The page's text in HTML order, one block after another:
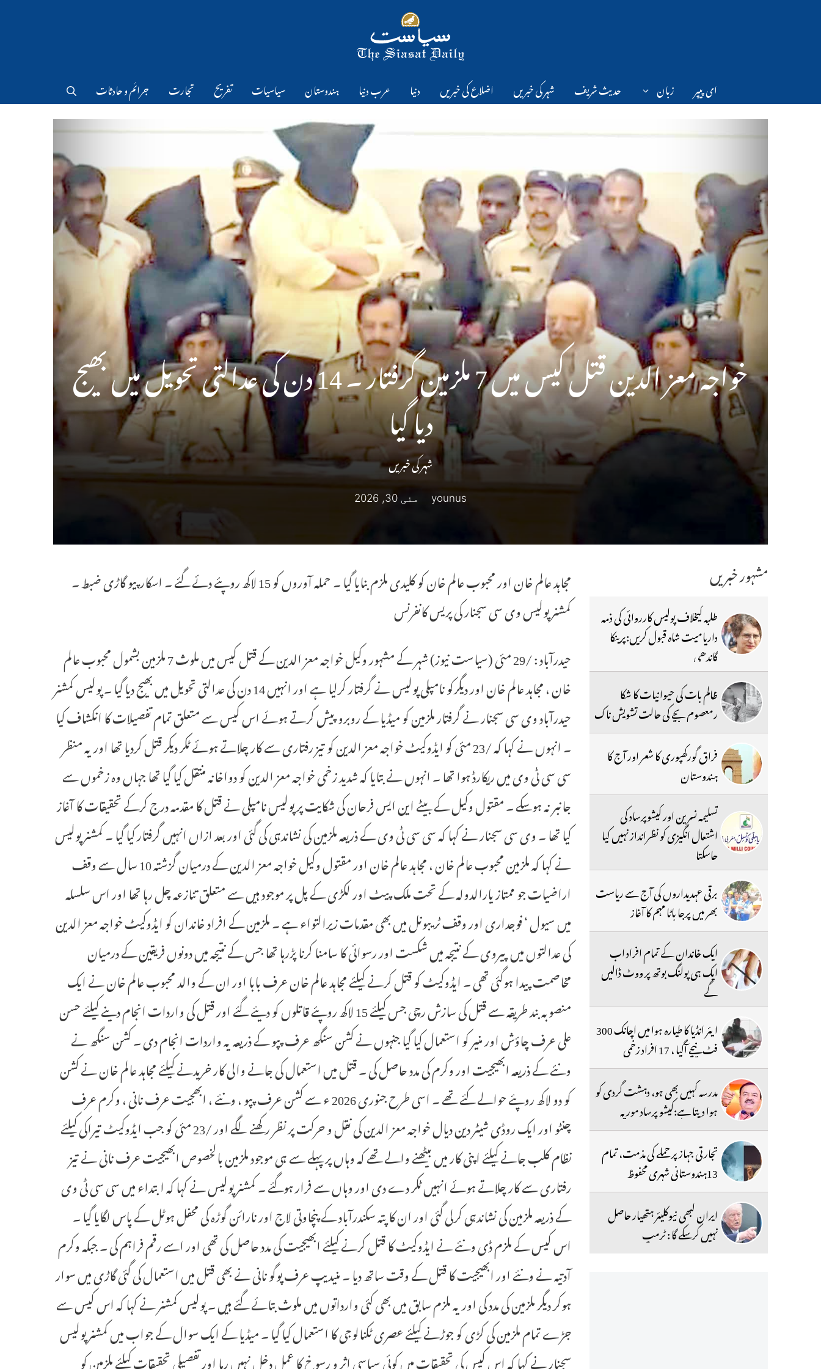
ای پیپر زبان حدیث شریف شہر کی خبریں اضلاع کی خبریں دنیا عرب دنیا ہندوستان سیاسیات تفریح تجارت جرائم و حادثات
خواجہ معز الدین قتل کیس میں 7 ملزمین گرفتار ۔ 14 دن کی عدالتی تحویل میں بھیج
دیا گیا
شہر کی خبریں
younus مئی 30, 2026
مجاہد عالم خان اور محبوب عالم خان کو کلیدی ملزم بنایا گیا ۔ حملہ آوروں کو 15 لاکھ روپئے دئے گئے ۔ اسکارپیو گاڑی ضبط ۔
کمشنر پولیس وی سی سجنار کی پریس کانفرنس
حیدرآباد : /29 مئی (سیاست نیوز) شہر کے مشہور وکیل خواجہ معز الدین کے قتل کیس میں ملوث 7 ملزمین بشمول محبوب عالم
خان ، مجاہد عالم خان اور دیگرکو نامپلی پولیس نے گرفتار کرلیا ہے اور انہیں 14 دن کی عدالتی تحویل میں بھیج دیا گیا ۔ پولیس کمشنر
حیدرآباد وی سی سجنار نے گرفتار ملزمین کو میڈیا کے روبرو پیش کرتے ہوئے اس کیس سے متعلق تمام تفصیلات کا انکشاف کیا
۔ انہوں نے کہا کہ /23 مئی کو ایڈوکیٹ خواجہ معز الدین کو تیز رفتاری سے کار چلاتے ہوئے ٹکر دیکر قتل کردیا تھا اور یہ منظر
سی سی ٹی وی میں ریکارڈ ہوا تھا ۔ انہوں نے بتایا کہ شدید زخمی خواجہ معز الدین کو دواخانہ منتقل کیا گیا تھا جہاں وہ زخموں سے
جانبر نہ ہوسکے ۔ مقتول وکیل کے بیٹے این ایس فرحان کی شکایت پر پولیس نامپلی نے قتل کا مقدمہ درج کرکے تحقیقات کا آغاز
کیا تھا ۔ وی سی سجنار نے کہا کہ سی سی ٹی وی کے ذریعہ ملزمین کی نشاندہی کی گئی اور بعد ازاں انہیں گرفتار کیا گیا ۔ کمشنر پولیس
نے کہا کہ ملزمین محبوب عالم خان ، مجاہد عالم خان اور مقتول وکیل خواجہ معز الدین کے درمیان گزشتہ 10 سال سے وقف
اراضیات جو ممتاز یارالدولہ کے تحت ملک پیٹ اور لکڑی کے پل پر موجود ہیں سے متعلق تنازعہ چل رہا تھا اور اس سلسلہ
میں سیول ‘ فوجداری اور وقف ٹریبونل میں بھی مقدمات زیرالتواء ہے ۔ ملزمین کے افراد خاندان کو ایڈوکیٹ خواجہ معز الدین
کی عدالتوں میں پیروی کے نتیجہ میں شکست اور رسوائی کا سامنا کرنا پڑرہا تھا جس کے نتیجہ میں دونوں فریقین کے درمیان
مخاصمت پیدا ہوگئی تھی ۔ ایڈوکیٹ کو قتل کرنے کیلئے مجاہد عالم خان عرف بابا اور ان کے والد محبوب عالم خان نے ایک
منصوبہ بند طریقہ سے قتل کی سازش رچی جس کیلئے 15 لاکھ روپئے قاتلوں کو دیئے گئے اور قتل کی واردات انجام دینے کیلئے حسن
علی عرف چاؤش اور منیر کو استعمال کیا گیا جنہوں نے کشن سنگھ عرف پپو کے ذریعہ یہ واردات انجام دی ۔ کشن سنگھ نے
ونئے کے ذریعہ ابھیجیت اور وکرم کی مدد حاصل کی ۔ قتل میں استعمال کی جانے والی کار خریدنے کیلئے مجاہد عالم خان نے کشن
کو دو لاکھ روپئے حوالے کئے تھے ۔ اسی طرح جنوری 2026 ء سے کشن عرف پپو ، ونئے ، ابھجیت عرف نانی ، وکرم عرف
چنٹو اور ایک روڈی شیٹر دین دیال خواجہ معز الدین کی نقل و حرکت پر نظر رکھنے لگے اور /23 مئی کو جب ایڈوکیٹ تیراکی کیلئے
نظام کلب جانے کیلئے اپنی کار میں بیٹھنے والے تھے کہ وہاں پر پہلے سے ہی موجود ملزمین بالخصوص ابھیجیت عرف نانی نے تیز
رفتاری سے کار چلاتے ہوئے انہیں ٹکر دے دی اور وہاں سے فرار ہوگئے ۔ کمشنر پولیس نے کہا کہ ابتداء میں سی سی ٹی وی
کے ذریعہ ملزمین کی نشاندہی کرلی گئی اور ان کا پتہ سکندرآباد کے پنچاوتی لاج اور نارائن گوڑہ کی محفل ہوٹل کے پاس لگایا گیا ۔
اس کیس کے ملزم ڈی ونئے نے ایڈوکیٹ کا قتل کرنے کیلئے ابھیجیت کی مدد حاصل کی تھی اور اسے رقم فراہم کی ۔ جبکہ وکرم
آدتیہ نے ونئے اور ابھیجیت کا قتل کے وقت ساتھ دیا ۔ منیدیپ عرف پوگو نانی نے بھی قتل میں استعمال کی گئی گاڑی میں سوار
ہوکر دیگر ملزمین کی مدد کی اور یہ ملزم سابق میں بھی کئی وارداتوں میں ملوث بتائے گئے ہیں ۔ پولیس کمشنر نے کہا کہ اس کیس سے
جڑے تمام ملزمین کی کڑی کو جوڑنے کیلئے عصری ٹکنالوجی کا استعمال کیا گیا ۔ میڈیا کے ایک سوال کے جواب میں کمشنر پولیس
سجنار نے کہا کہ اس کیس کی تحقیقات میں کوئی سیاسی اثر و رسوخ کا عمل دخل نہیں رہا اور تفصیلی تحقیقات کیلئے ملزمین کو
مشہور خبریں
طلبہ کیخلاف پولیس کارروائی کی ذمہ
داریامیت شاہ قبول کریں:پرینکا
گاندھی
ظالم بات کی حیوانیات کا شکا
رمعصوم بچے کی حالت تشویش ناک
فراق گورکھپوری کا شعر اور آج کا
ہندوستان
تسلیمہ نسرین اور کیشوپرساد کی
اشتعال انگیزی کو نظرانداز نہیں کیا
جاسکتا
برقی عہدیداروں کی آج سے ریاست
بھر میں پرجا باٹا مہم کا آغاز
ایک خاندان کے تمام افراد اب
ایک ہی پولنگ بوتھ پر ووٹ ڈالیں
گے
ایئر انڈیا کا طیارہ ہوا میں اچانک 300
فٹ نیچے آگیا ، 17 افراد زخمی
مدرسہ کہیں بھی ہو، دہشت گردی کو
ہوا دیتا ہے:کیشو پرساد موریہ
تجارتی جہاز پر حملے کی مذمت، تمام
13ہندوستانی شہری محفوظ
ایران کبھی نیوکلیئر ہتھیار حاصل
نہیں کرسکے گا : ٹرمپ